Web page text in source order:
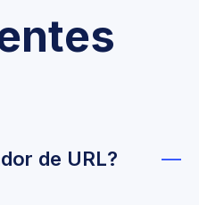
de URL?